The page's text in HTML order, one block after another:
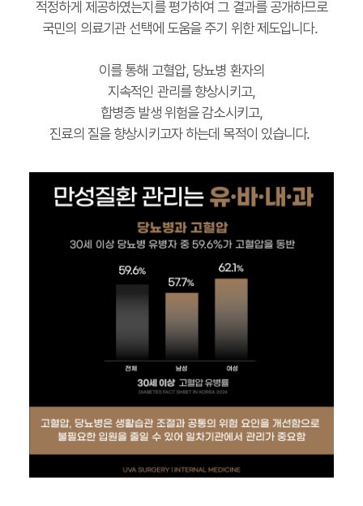
적정하게 제공하였는지를 평가하여 그 결과를 공개하므로
국민의 의료기관 선택에 도움을 주기 위한 제도입니다.
이를 통해 고혈압, 당뇨병 환자의
지속적인 관리를 향상시키고,
합병증 발생 위험을 감소시키고,
진료의 질을 향상시키고자 하는데 목적이 있습니다.